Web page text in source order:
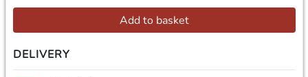
Add to basket
DELIVERY